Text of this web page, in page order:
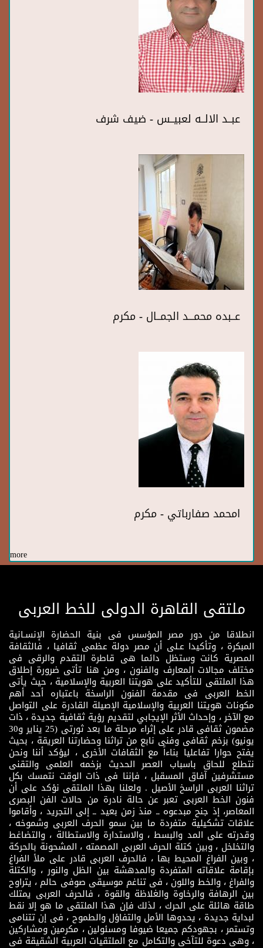
عبــد الالــه لعبيــس - ضيف شرف
عــبده محمـــد الجمــال - مكرم
امحمد صفارباتي - مكرم
more
ملتقى القاهرة الدولى للخط العربى
انطلاقا من دور مصر المؤسس فى بنية الحضارة الإنسـانية
المبكرة ، وتأكيدا عـلى أن مصر دولة عظمى ثقافيا ، فالثقافة
المصرية كانت وستظل دائما هى قاطرة التقدم والرقى فى
مختلف مجالات المعارف والفنون ، ومن هنا تأتى ضرورة إطلاق
هذا الملتقى للتأكيد على هويتنا العربية والإسلامية ، حيث يأتى
الخط العربى فى مقدمة الفنون الراسخة باعتباره أحد أهم
مكونات هويتنا العربية والإسلامية الإصيلة القادرة على التواصل
مع الآخر ، وإحداث الأثر الإيجابي لتقديم رؤية ثقافية جديدة ، ذات
مضمون ثقافى قادر على إثراء مرحلة ما بعد ثورتى (25 يناير و30
يونيو) بزخم ثقافى وفنى نابع من تراثنا وحضارتنا العريقة ، بحيث
يفتح حوارا تفاعليا بناءاً مع الثقافات الأخرى ، ليؤكد أننا ونحن
نتطلع للحاق باسباب العصر الحديث بزخمه العلمى والتقنى
مستشرفين آفاق المسقبل ، فإننا فى ذات الوقت نتمسك بكل
تراثنا العربى الراسخ الأصيل . ولعلنا بهذا الملتقى نؤكد على أن
فنون الخط العربى تعبر عن حالة نادرة من حالات الفن البصرى
المعاصر، إذ جنح مبدعوه ــ منذ زمن بعيد ــ إلى التجريد ، وأقاموا
علاقات تشكيلية متفردة ما بين سمو الحرف العربى وشموخه ،
وقدرته على المد والبسط ، والاستدارة والاستطالة ، والتضاغط
والتخلخل ، وبين كتلة الحرف العربى المصمته ، المشحونة بالحركة
، وبين الفراغ المحيط بها ، فالحرف العربى قادر على ملأ الفراغ
بإقامة علاقاته المتفردة والمدهشة بين الظل والنور ، والكتلة
والفراغ ، والخط واللون ، فى تناغم موسيقى صوفى حالم ، يتراوح
بين الرهافة والرخاوة والغلاظة والقوة ، فالحرف العربى يمتلك
طاقة هائلة على الحرك ، لذلك فإن هذا الملتقى ما هو إلا نقط
لبداية جديدة ، يحدوها الأمل والتفاؤل والطموح ، فى إن تتنامى
وتستمر ، بجهودكم جميعا ضيوفا ومسئولين ، مكرمين ومشاركين
، وهى دعوة للتآخى والتكامل مع الملتقيات العربية الشقيقة فى